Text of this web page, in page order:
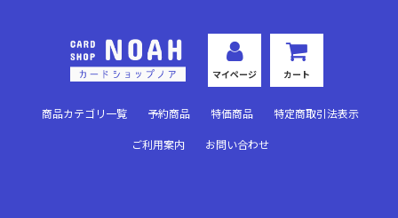
運命を超えて(プレミアム)
英雄の夜明け(プレミアム)
マイページ カート
商品カテゴリ一覧 予約商品 特価商品 特定商取引法表示
ご利用案内 お問い合わせ